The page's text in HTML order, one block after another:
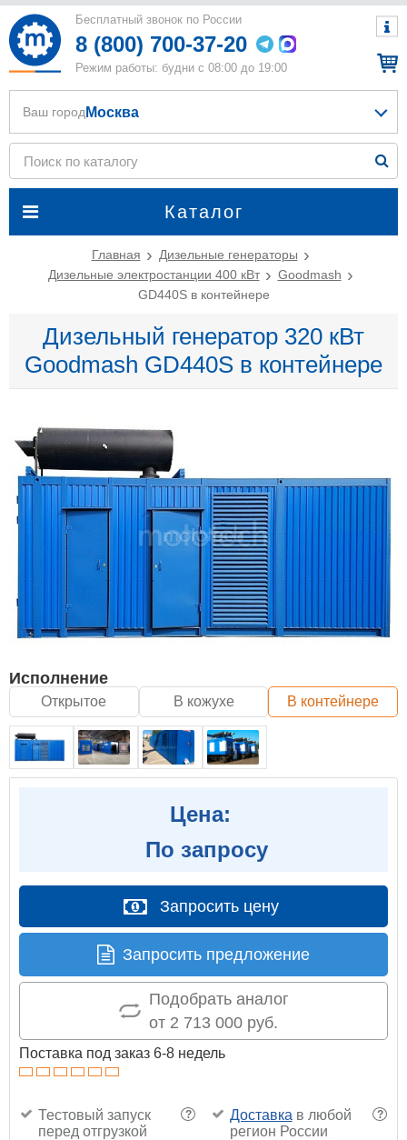
Бесплатный звонок по России
8 (800) 700-37-20
Режим работы: будни с 08:00 до 19:00
Каталог
Ваш город Москва
Главная
Дизельные генераторы
Дизельные электростанции 400 кВт
Goodmash
GD440S в контейнере
Дизельный генератор 320 кВт
Goodmash GD440S в контейнере
Исполнение
Открытое В кожухе В контейнере
Цена:
По запросу
Запросить цену
Запросить предложение
Подобрать аналог
от 2 713 000 руб.
Поставка под заказ 6-8 недель
?
Тестовый запуск
перед отгрузкой
?
Доставка в любой
регион России